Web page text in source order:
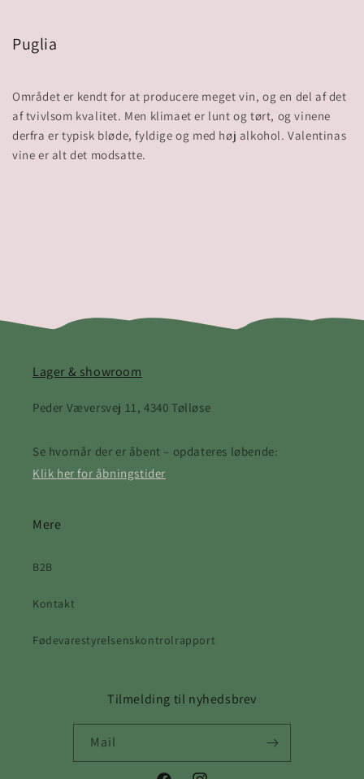
Puglia
Området er kendt for at producere meget vin, og en del af det
af tvivlsom kvalitet. Men klimaet er lunt og tørt, og vinene
derfra er typisk bløde, fyldige og med høj alkohol. Valentinas
Lager & showroom
Peder Væversvej 11, 4340 Tølløse
Se hvornår der er åbent – opdateres løbende:
Klik her for åbningstider
Mere
B2B
Kontakt
Fødevarestyrelsenskontrolrapport
Tilmelding til nyhedsbrev
Mail